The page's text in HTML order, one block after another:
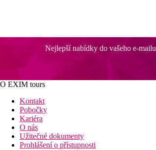
Nejlepší nabídky do vašeho e-mailu
O EXIM tours
Kontakt
Pobočky
Kariéra
O nás
Užitečné dokumenty
Prohlášení o přístupnosti